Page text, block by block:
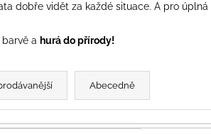
dobře vidět za každé situace. A pro
a hurá do přírody!
Abecedně
ČEPICE UV 30 SVĚTLE MODRÁ
Kč